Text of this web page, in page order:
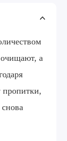
а
пропитки,